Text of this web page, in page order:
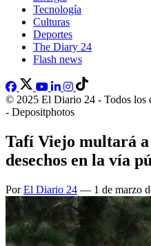
Tecnología
Culturas
Deportes
The Diary 24
Flash news
© 2025 El Diario 24 - Todos los
- Depositphotos
Tafí Viejo multará
desechos en la vía
PorEl Diario 24 — 1 de marzo